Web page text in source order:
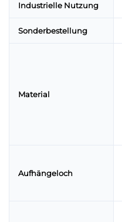
Industrielle Nutzung
Sonderbestellung
Material
Aufhängeloch